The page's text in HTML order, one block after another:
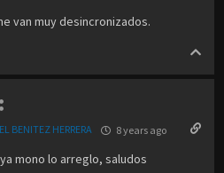
van muy desincronizados.
BENITEZ HERRERA 8 years ago
mono lo arreglo, saludos